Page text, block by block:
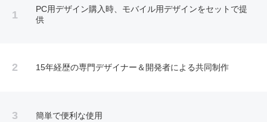
1
PC用デザイン購入時、モバイル用デザインをセットで提
供
2 15年経歴の専門デザイナー＆開発者による共同制作
3 簡単で便利な使用